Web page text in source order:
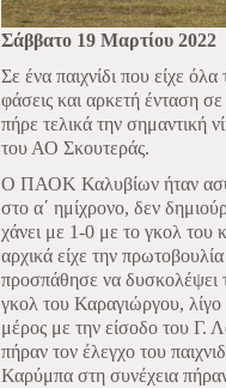
Σάββατο 19 Μαρτίου 2022
Σε ένα παιχνίδι που είχε
φάσεις και αρκετή ένταση
πήρε τελικά την σημαντική
του ΑΟ Σκουτεράς.
Ο ΠΑΟΚ Καλυβίων ήταν
στο α΄ ημίχρονο, δεν
χάνει με 1-0 με το γκολ
αρχικά είχε την
προσπάθησε να δυσκολέψει
γκολ του Καραγιώργου, λίγο
μέρος με την είσοδο του Γ.
πήραν τον έλεγχο του
Καρύμπα στη συνέχεια